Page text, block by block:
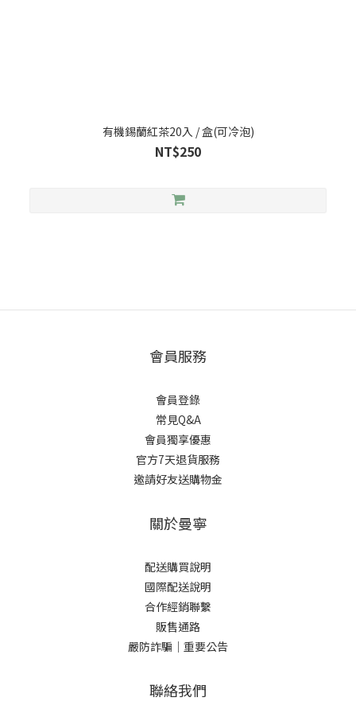
有機錫蘭紅茶20入 / 盒(可冷泡)
NT$250
會員服務
會員登錄
常見Q&A
會員獨享優惠
官方7天退貨服務
邀請好友送購物金
關於曼寧
配送購買說明
國際配送說明
合作經銷聯繫
販售通路
嚴防詐騙｜重要公告
聯絡我們